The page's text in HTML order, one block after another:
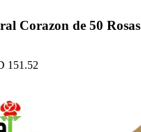
Corazon de 50 Rosas
151.52